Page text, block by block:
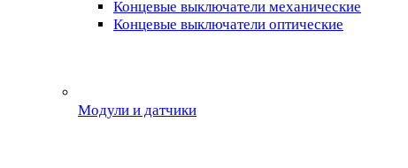
Концевые выключатели механические
Концевые выключатели оптические
Модули и датчики